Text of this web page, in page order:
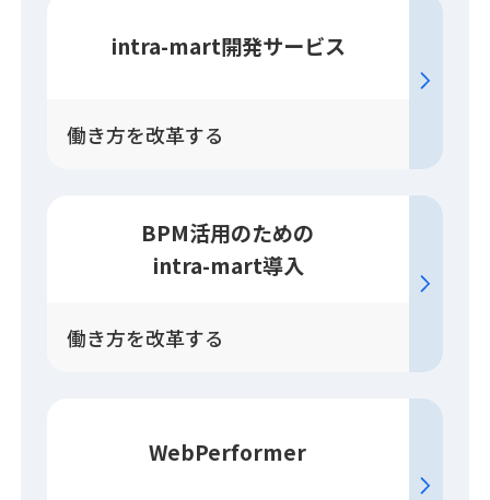
intra-mart開発サービス
働き方を改革する
BPM活用のための
intra-mart導入
働き方を改革する
WebPerformer